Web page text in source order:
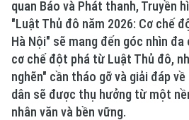
Xu hướng
quan Báo và Phát thanh, Truyền
"Luật Thủ đô năm 2026: Cơ chế
Hà Nội" sẽ mang đến góc nhìn
cơ chế đột phá từ Luật Thủ đô,
nghẽn" cần tháo gỡ và giải đáp
dân sẽ được thụ hưởng từ một
nhân văn và bền vững.